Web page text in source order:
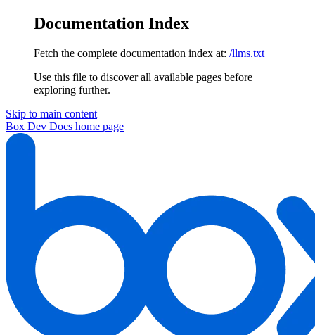
Documentation Index
Fetch the complete documentation index at: /llms.txt
Use this file to discover all available pages before
exploring further.
Skip to main content
Box Dev Docs home page